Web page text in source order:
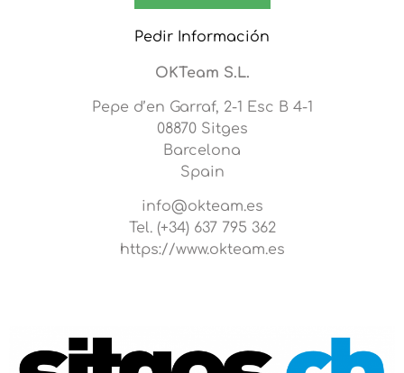
Pedir Información
OKTeam S.L.
Pepe d’en Garraf, 2-1 Esc B 4-1
08870 Sitges
Barcelona
Spain
info@okteam.es
Tel. (+34) 637 795 362
https://www.okteam.es